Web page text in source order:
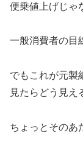
便乗値上げじゃ
一般消費者の目
でもこれが元製
見たらどう見え
ちょっとそのあ